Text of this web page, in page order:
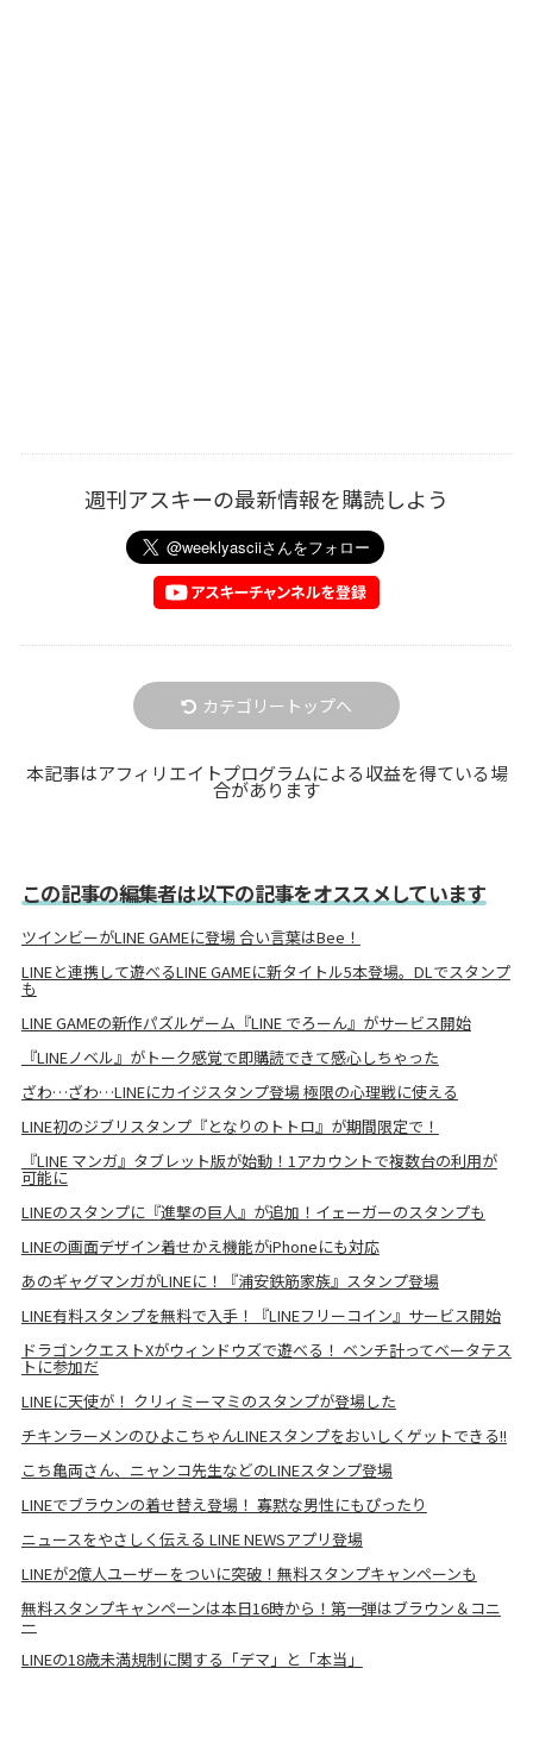
週刊アスキーの最新情報を購読しよう
カテゴリートップへ
本記事はアフィリエイトプログラムによる収益を得ている場
合があります
この記事の編集者は以下の記事をオススメしています
ツインビーがLINE GAMEに登場 合い言葉はBee！
LINEと連携して遊べるLINE GAMEに新タイトル5本登場。DLでスタンプ
も
LINE GAMEの新作パズルゲーム『LINE でろーん』がサービス開始
『LINEノベル』がトーク感覚で即購読できて感心しちゃった
ざわ…ざわ…LINEにカイジスタンプ登場 極限の心理戦に使える
LINE初のジブリスタンプ『となりのトトロ』が期間限定で！
『LINE マンガ』タブレット版が始動！1アカウントで複数台の利用が
可能に
LINEのスタンプに『進撃の巨人』が追加！イェーガーのスタンプも
LINEの画面デザイン着せかえ機能がiPhoneにも対応
あのギャグマンガがLINEに！『浦安鉄筋家族』スタンプ登場
LINE有料スタンプを無料で入手！『LINEフリーコイン』サービス開始
ドラゴンクエストXがウィンドウズで遊べる！ ベンチ計ってベータテス
トに参加だ
LINEに天使が！ クリィミーマミのスタンプが登場した
チキンラーメンのひよこちゃんLINEスタンプをおいしくゲットできる!!
こち亀両さん、ニャンコ先生などのLINEスタンプ登場
LINEでブラウンの着せ替え登場！ 寡黙な男性にもぴったり
ニュースをやさしく伝える LINE NEWSアプリ登場
LINEが2億人ユーザーをついに突破！無料スタンプキャンペーンも
無料スタンプキャンペーンは本日16時から！第一弾はブラウン＆コニ
ー
LINEの18歳未満規制に関する「デマ」と「本当」